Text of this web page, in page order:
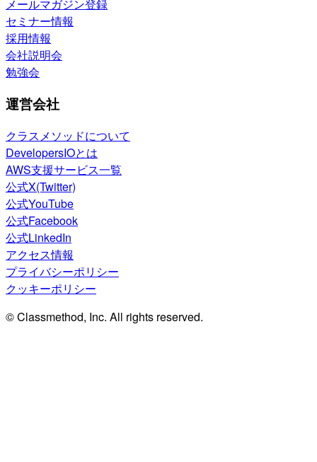
メールマガジン登録
セミナー情報
採用情報
会社説明会
勉強会
運営会社
クラスメソッドについて
DevelopersIOとは
AWS支援サービス一覧
公式X(Twitter)
公式YouTube
公式Facebook
公式LinkedIn
アクセス情報
プライバシーポリシー
クッキーポリシー
© Classmethod, Inc. All rights reserved.